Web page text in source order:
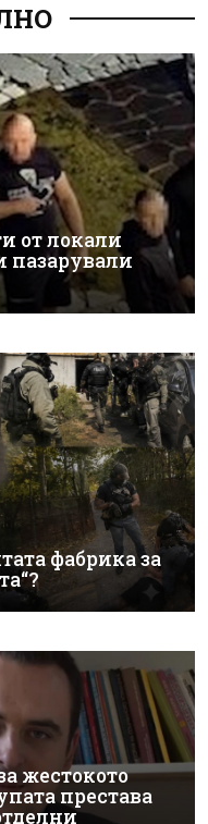
от локали
пазарували
фабрика за
жестокото
престава